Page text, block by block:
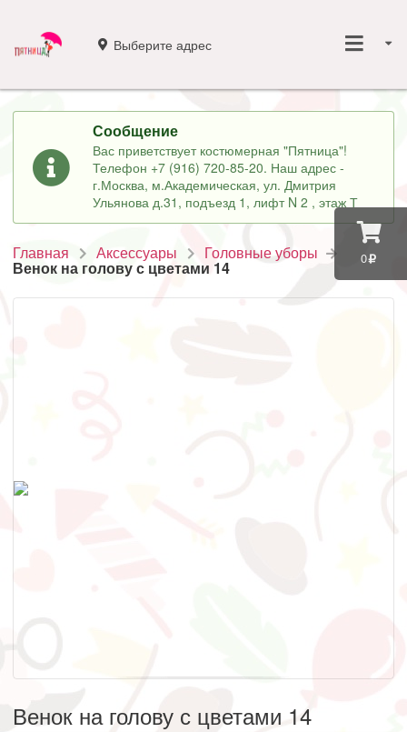
0
Выберите адрес
Сообщение
Вас приветствует костюмерная "Пятница"!
Телефон +7 (916) 720-85-20. Наш адрес -
г.Москва, м.Академическая, ул. Дмитрия
Ульянова д.31, подъезд 1, лифт N 2 , этаж Т
Главная Аксессуары Головные уборы
Венок на голову с цветами 14
Венок на голову с цветами 14